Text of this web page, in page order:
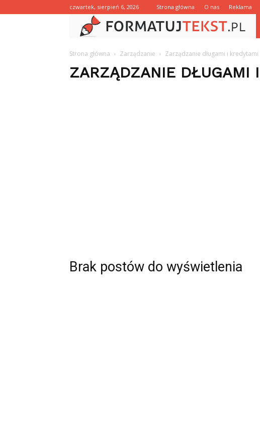
czwartek, sierpień 6, 2026 Strona główna O nas Reklama
Strona główna Zarządzanie Zarządzanie długami i kredytami
ZARZĄDZANIE DŁUGAMI
Brak postów do wyświetlenia